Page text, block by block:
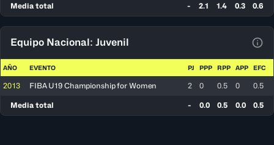
Media total - 2.1 1.4 0.3 0.6
Equipo Nacional: Juvenil
AÑO EVENTO PJ PPP RPP APP EFC
2013 FIBA U19 Championship for Women 2 0 0.5 0 0.5
Media total - 0.0 0.5 0.0 0.5